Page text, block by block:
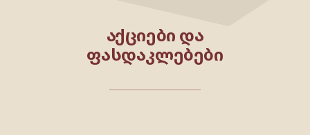
ᲐᲥᲪᲘᲔᲑᲘ ᲓᲐ
ᲤᲐᲡᲓᲐᲙᲚᲔᲑᲔᲑᲘ